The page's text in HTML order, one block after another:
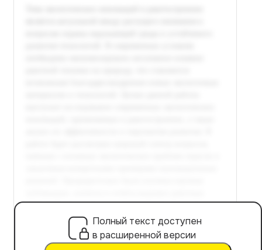
Полный текст доступен
в расширенной версии